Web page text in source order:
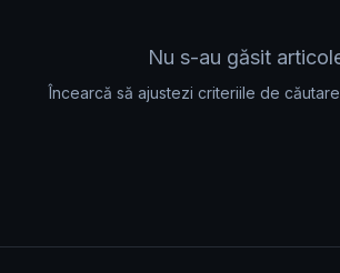
Nu s-au găsit
Încearcă să ajustezi criteriile de